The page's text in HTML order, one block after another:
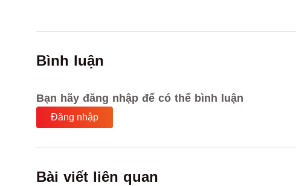
Bình luận
Bạn hãy đăng nhập để có thể bình luận
Đăng nhập
Bài viết liên quan